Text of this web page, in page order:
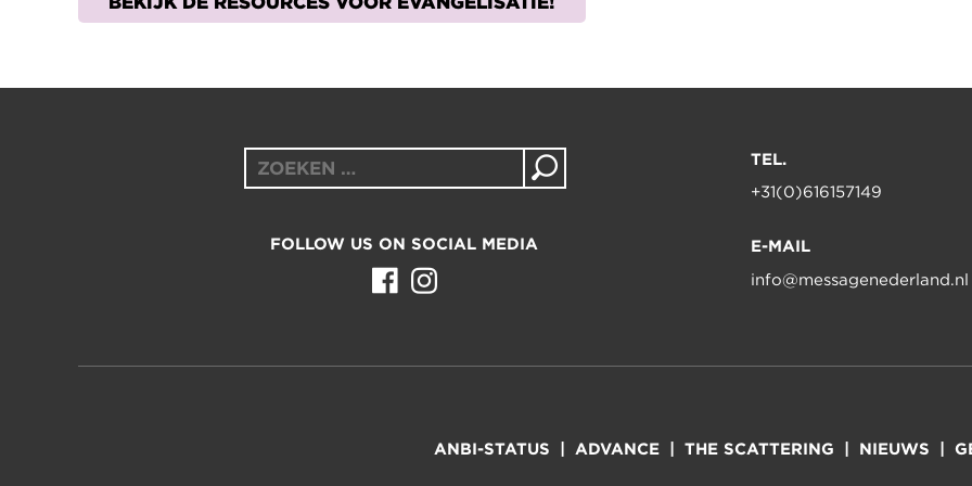
Zoeken
naar:
FOLLOW US ON SOCIAL MEDIA
TEL.
+31(0)616157149
E-MAIL
info@messagenederland.nl
ANBI-STATUS ADVANCE THE SCATTERING NIEUWS